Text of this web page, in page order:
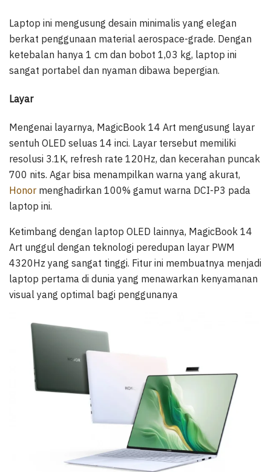
Laptop ini mengusung desain minimalis yang elegan
berkat penggunaan material aerospace-grade. Dengan
ketebalan hanya 1 cm dan bobot 1,03 kg, laptop ini
sangat portabel dan nyaman dibawa bepergian.
Layar
Mengenai layarnya, MagicBook 14 Art mengusung layar
sentuh OLED seluas 14 inci. Layar tersebut memiliki
resolusi 3.1K, refresh rate 120Hz, dan kecerahan puncak
700 nits. Agar bisa menampilkan warna yang akurat,
Honor menghadirkan 100% gamut warna DCI-P3 pada
laptop ini.
Ketimbang dengan laptop OLED lainnya, MagicBook 14
Art unggul dengan teknologi peredupan layar PWM
4320Hz yang sangat tinggi. Fitur ini membuatnya menjadi
laptop pertama di dunia yang menawarkan kenyamanan
visual yang optimal bagi penggunanya